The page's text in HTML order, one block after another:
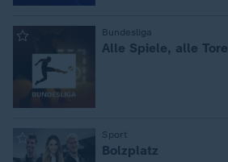
Bundesliga
Alle Spiele, alle Tore
Sport
Bolzplatz